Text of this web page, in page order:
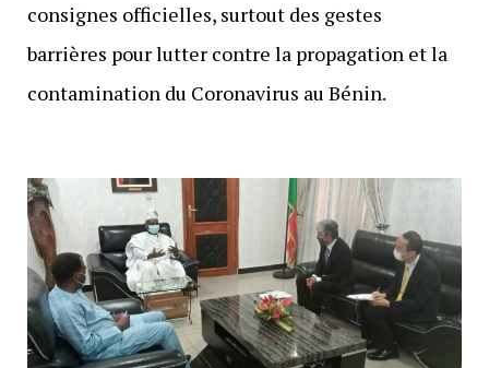
consignes officielles, surtout des gestes
barrières pour lutter contre la propagation et la
contamination du Coronavirus au Bénin.